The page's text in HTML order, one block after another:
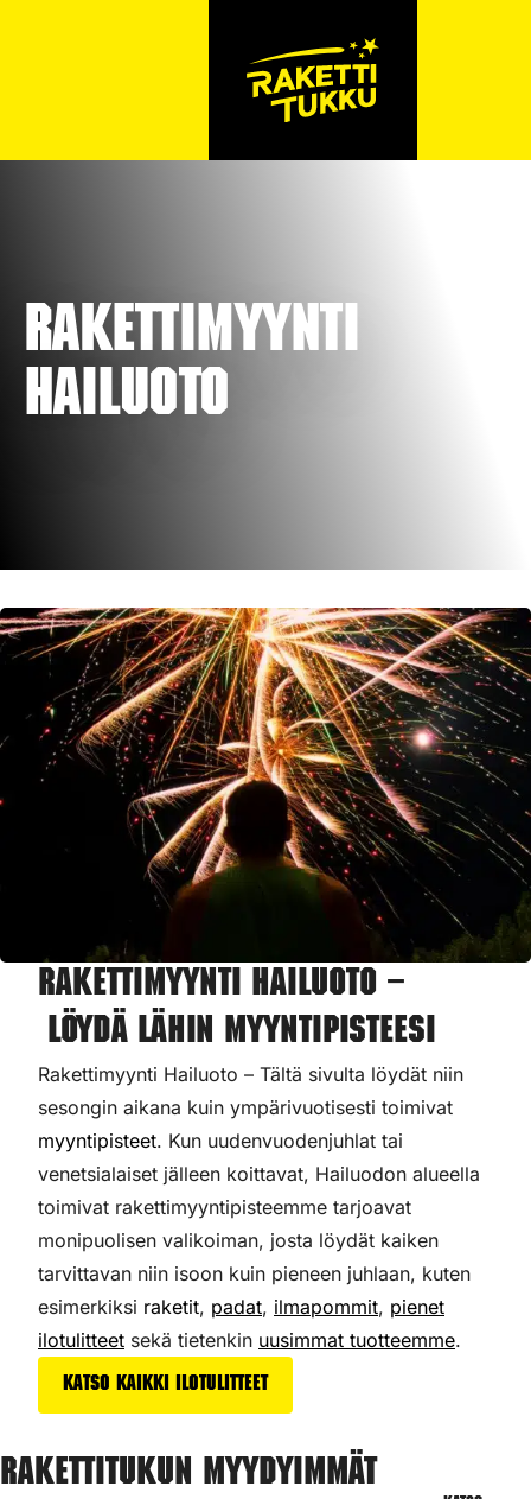
Rakettimyynti
Hailuoto
Rakettimyynti Hailuoto –
Löydä lähin myyntipisteesi
Rakettimyynti Hailuoto – Tältä sivulta löydät niin
sesongin aikana kuin ympärivuotisesti toimivat
myyntipisteet. Kun uudenvuodenjuhlat tai
venetsialaiset jälleen koittavat, Hailuodon alueella
toimivat rakettimyyntipisteemme tarjoavat
monipuolisen valikoiman, josta löydät kaiken
tarvittavan niin isoon kuin pieneen juhlaan, kuten
esimerkiksi raketit, padat, ilmapommit, pienet
ilotulitteet sekä tietenkin uusimmat tuotteemme.
Katso kaikki ilotulitteet
Rakettitukun myydyimmät